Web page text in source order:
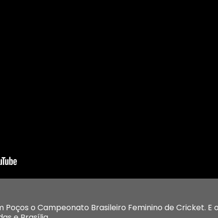
o Campeonato Brasileiro Feminino de Cricket.